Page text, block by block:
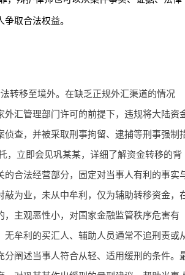
取合法权益。
转移至境外。在缺乏正规外汇渠道的情况
汇管理部门许可的前提下，违规将大陆资
查，并被采取刑事拘留、逮捕等刑事强制
，立即会见巩某某，详细了解资金转移的背
合法经营部分，固定对当事人有利的事实
为业，未从中牟利，仅为辅助转移资金，
主观恶性小，对国家金融监管秩序危害有
牟利的买汇人、辅助人员通常不追刑责或
阐述当事人符合从轻、适用缓刑的条件。